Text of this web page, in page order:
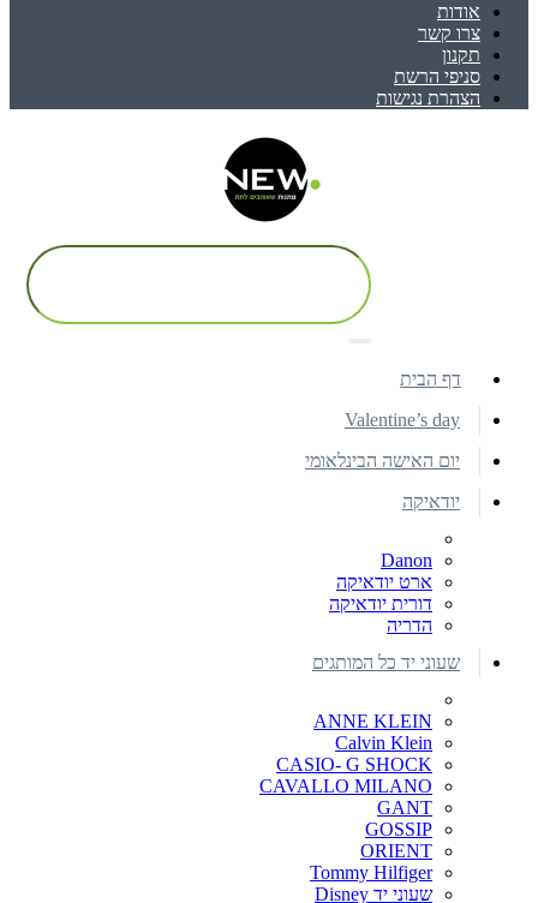
אודות
צרו קשר
תקנון
סניפי הרשת
הצהרת נגישות
דף הבית
Valentine’s day
יום האישה הבינלאומי
יודאיקה
Danon
ארט יודאיקה
דורית יודאיקה
הדריה
שעוני יד כל המותגים
ANNE KLEIN
Calvin Klein
CASIO- G SHOCK
CAVALLO MILANO
GANT
GOSSIP
ORIENT
Tommy Hilfiger
שעוני יד Disney